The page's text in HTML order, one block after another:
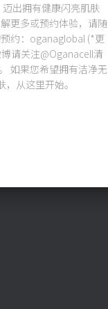
出拥有健康闪亮肌肤
更多或预约体验，请随
约：oganaglobal (*更
请关注@Oganacell清
如果您希望拥有洁净无
从这里开始。